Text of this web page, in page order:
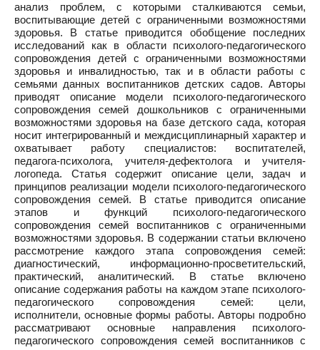
анализ проблем, с которыми сталкиваются семьи,
воспитывающие детей с ограниченными возможностями
здоровья. В статье приводится обобщение последних
исследований как в области психолого-педагогического
сопровождения детей с ограниченными возможностями
здоровья и инвалидностью, так и в области работы с
семьями данных воспитанников детских садов. Авторы
приводят описание модели психолого-педагогического
сопровождения семей дошкольников с ограниченными
возможностями здоровья на базе детского сада, которая
носит интегрированный и междисциплинарный характер и
охватывает работу специалистов: воспитателей,
педагога-психолога, учителя-дефектолога и учителя-
логопеда. Статья содержит описание цели, задач и
принципов реализации модели психолого-педагогического
сопровождения семей. В статье приводится описание
этапов и функций психолого-педагогического
сопровождения семей воспитанников с ограниченными
возможностями здоровья. В содержании статьи включено
рассмотрение каждого этапа сопровождения семей:
диагностический, информационно-просветительский,
практический, аналитический. В статье включено
описание содержания работы на каждом этапе психолого-
педагогического сопровождения семей: цели,
исполнители, основные формы работы. Авторы подробно
рассматривают основные направления психолого-
педагогического сопровождения семей воспитанников с